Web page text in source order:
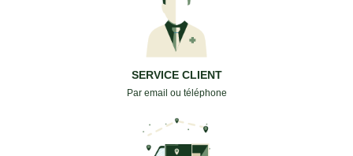
SERVICE CLIENT
Par email ou téléphone